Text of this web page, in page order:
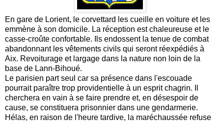
En gare de Lorient, le corvettard les cueille en voiture et les
emmène à son domicile. La réception est chaleureuse et le
casse-croûte confortable. Ils endossent la tenue de combat
abandonnant les vêtements civils qui seront réexpédiés à
Aix. Revoiturage et largage dans la nature non loin de la
base de Lann-Bihoué.
Le parisien part seul car sa présence dans l'escouade
pourrait paraître trop providentielle à un esprit chagrin. Il
cherchera en vain à se faire prendre et, en désespoir de
cause, se constituera prisonnier dans une gendarmerie.
Hélas, en raison de l'heure tardive, la maréchaussée refuse